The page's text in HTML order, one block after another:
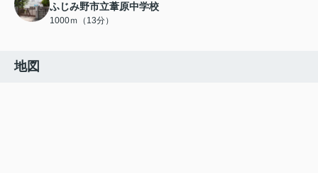
ふじみ野市立葦原中学校
1000ｍ（13分）
地図